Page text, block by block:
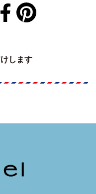
します